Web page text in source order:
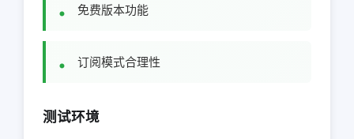
免费版本功能
订阅模式合理性
测试环境